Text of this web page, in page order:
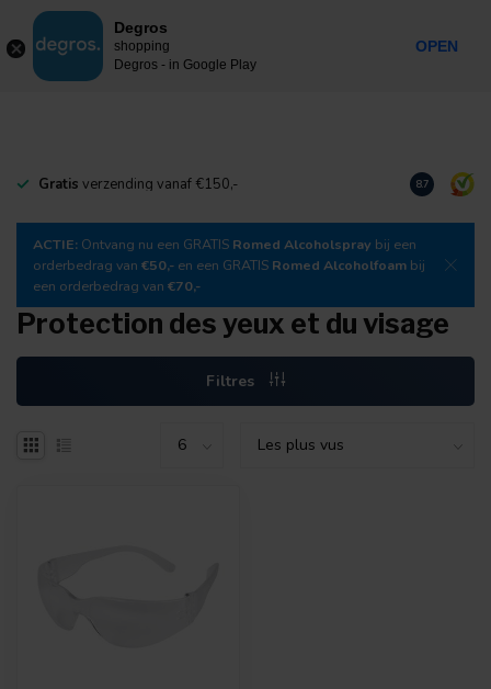
MENU
Gratis verzending vanaf €150,- Téléchargez
8.7
ACTIE: Ontvang nu een GRATIS Romed Alcoholspray bij een
orderbedrag van €50,- en een GRATIS Romed Alcoholfoam bij
een orderbedrag van €70,-
Protection des yeux et du visage
Filtres
Degros
shopping
Degros - in Google Play
OPEN